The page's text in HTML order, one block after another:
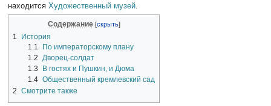
находитсяХудожественный музей
Содержание
1
История
1.1
По императорскому плану
1.2 Дворец-солдат
1.3
В гостях и Пушкин, и Дюма
1.4 Общественный кремлевский сад
2
Смотрите также